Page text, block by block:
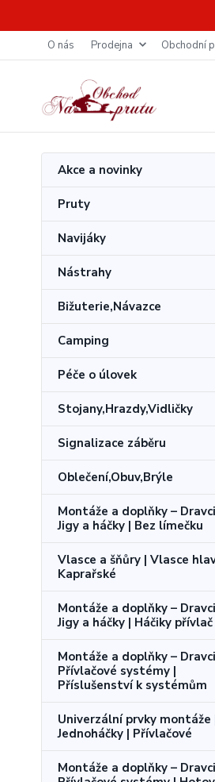
O nás Prodejna Obchodní
Akce a novinky
Pruty
Navijáky
Nástrahy
Bižuterie,Návazce
Camping
Péče o úlovek
Stojany,Hrazdy,Vidličky
Signalizace záběru
Oblečení,Obuv,Brýle
Montáže a doplňky –
Jigy a háčky | Bez límečku
Vlasce a šňůry | Vlasce
Kaprařské
Montáže a doplňky –
Jigy a háčky | Háčiky přívlač
Montáže a doplňky –
Přívlačové systémy |
Příslušenství k systémům
Univerzální prvky montáže
Jednoháčky | Přívlačové
Montáže a doplňky –